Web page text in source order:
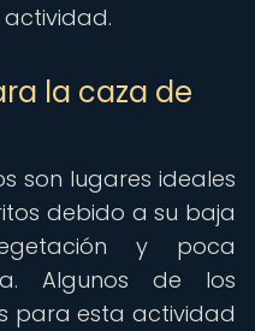
la caza de
son lugares ideales
debido a su baja
y poca
Algunos de los
para esta actividad